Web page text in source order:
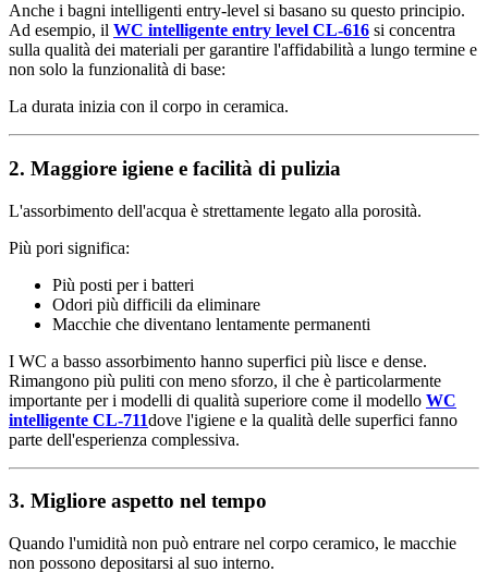
Anche i bagni intelligenti entry-level si basano su questo principio.
Ad esempio, il WC intelligente entry level CL-616 si concentra
sulla qualità dei materiali per garantire l'affidabilità a lungo termine e
non solo la funzionalità di base:
La durata inizia con il corpo in ceramica.
2. Maggiore igiene e facilità di pulizia
L'assorbimento dell'acqua è strettamente legato alla porosità.
Più pori significa:
Più posti per i batteri
Odori più difficili da eliminare
Macchie che diventano lentamente permanenti
I WC a basso assorbimento hanno superfici più lisce e dense.
Rimangono più puliti con meno sforzo, il che è particolarmente
importante per i modelli di qualità superiore come il modello WC
intelligente CL-711dove l'igiene e la qualità delle superfici fanno
parte dell'esperienza complessiva.
3. Migliore aspetto nel tempo
Quando l'umidità non può entrare nel corpo ceramico, le macchie
non possono depositarsi al suo interno.